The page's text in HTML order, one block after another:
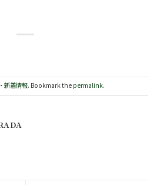
新着情報. Bookmark the permalink.